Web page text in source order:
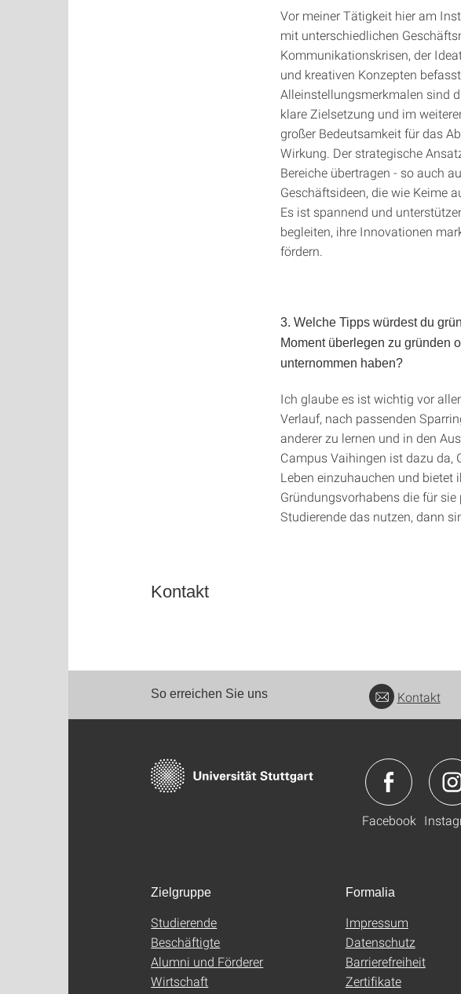
Vor meiner Tätigkeit hier am
mit unterschiedlichen
Kommunikationskrisen, der
und kreativen Konzepten
Alleinstellungsmerkmalen sind
klare Zielsetzung und im
großer Bedeutsamkeit für das
Wirkung. Der strategische
Bereiche übertragen - so auch
Geschäftsideen, die wie Keime
Es ist spannend und
begleiten, ihre Innovationen
fördern.
3. Welche Tipps würdest du
Moment überlegen zu gründen
unternommen haben?
Ich glaube es ist wichtig vor
Verlauf, nach passenden
anderer zu lernen und in den
Campus Vaihingen ist dazu da,
Leben einzuhauchen und bietet
Gründungsvorhabens die für
Studierende das nutzen, dann
Kontakt
So erreichen Sie uns Kontakt
Facebook
Zielgruppe
Studierende
Beschäftigte
Alumni und Förderer
Wirtschaft
Formalia
Impressum
Datenschutz
Barrierefreiheit
Zertifikate